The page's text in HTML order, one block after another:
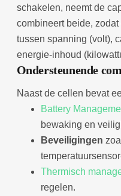
schakelen, neemt de
combineert beide,
tussen spanning (volt),
energie-inhoud
Ondersteunende
Naast de cellen bevat
Battery
bewaking en
Beveiligingen
Thermisch
regelen.